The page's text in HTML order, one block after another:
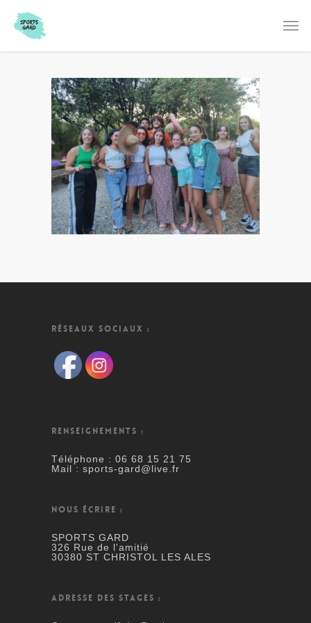
RÉSEAUX SOCIAUX :
RENSEIGNEMENTS :
Téléphone : 06 68 15 21 75
Mail : sports-gard@live.fr
NOUS ÉCRIRE :
SPORTS GARD
326 Rue de l'amitié
30380 ST CHRISTOL LES ALES
ADRESSE DES STAGES :